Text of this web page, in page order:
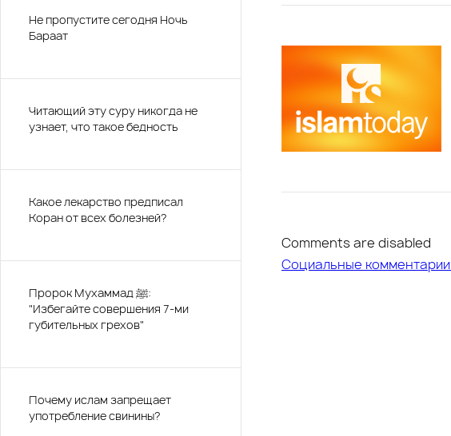
Не пропустите сегодня Ночь
Бараат
Читающий эту суру никогда не
узнает, что такое бедность
Какое лекарство предписал
Коран от всех болезней?
Пророк Мухаммад ﷺ:
"Избегайте совершения 7-ми
губительных грехов"
Почему ислам запрещает
употребление свинины?
Comments are disabled
Социальные комментарии